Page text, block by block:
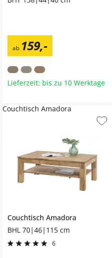
ab 159,-
Lieferzeit: bis zu 10 Werktage
Couchtisch Amadora
BHL 70|46|115 cm
6
Couchtisch Amadora